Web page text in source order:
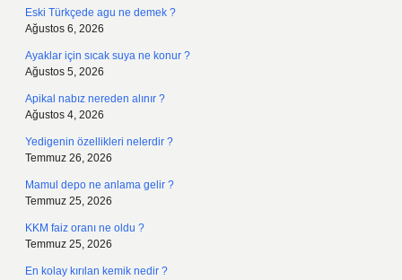
Eski Türkçede agu ne demek ?
Ağustos 6, 2026
Ayaklar için sıcak suya ne konur ?
Ağustos 5, 2026
Apikal nabız nereden alınır ?
Ağustos 4, 2026
Yedigenin özellikleri nelerdir ?
Temmuz 26, 2026
Mamul depo ne anlama gelir ?
Temmuz 25, 2026
KKM faiz oranı ne oldu ?
Temmuz 25, 2026
En kolay kırılan kemik nedir ?